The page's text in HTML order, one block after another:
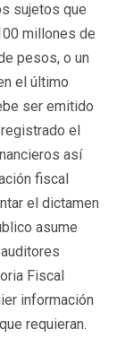
sujetos que
millones de
pesos, o un
el último
ser emitido
el
así
fiscal
el dictamen
asume
Fiscal
información
requieran.